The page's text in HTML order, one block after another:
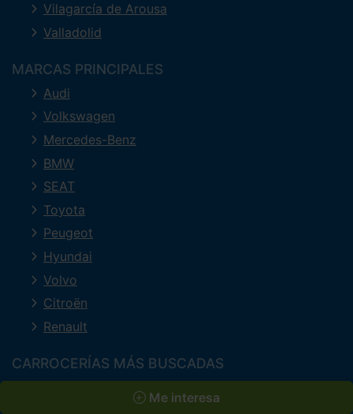
Me interesa
Vilagarcía de Arousa
Valladolid
MARCAS PRINCIPALES
Audi
Volkswagen
Mercedes-Benz
BMW
SEAT
Toyota
Peugeot
Hyundai
Volvo
Citroën
Renault
CARROCERÍAS MÁS BUSCADAS